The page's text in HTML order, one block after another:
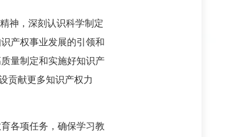
神，深刻认识科学制定
产权事业发展的引领和
量制定和实施好知识产
贡献更多知识产权力
各项任务，确保学习教